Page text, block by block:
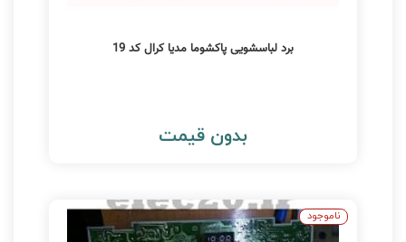
برد لباسشویی پاکشوما مدیا کرال کد 19
بدون قیمت
ناموجود